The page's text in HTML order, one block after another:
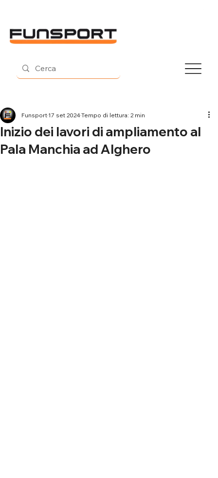
Inizio dei lavori di ampliamento al
Pala Manchia ad Alghero
Funsport 17 set 2024Tempo di lettura: 2 min